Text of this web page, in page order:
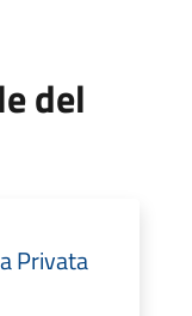
del
Privata